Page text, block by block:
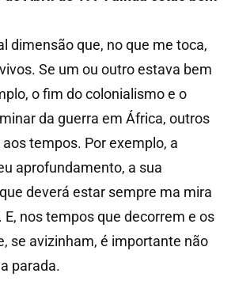
dimensão que, no que me toca,
Se um ou outro estava bem
o fim do colonialismo e o
da guerra em África, outros
tempos. Por exemplo, a
aprofundamento, a sua
deverá estar sempre ma mira
nos tempos que decorrem e os
se avizinham, é importante não
parada.